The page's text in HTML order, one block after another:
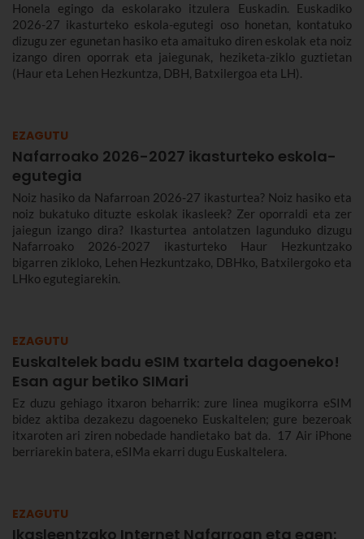
Honela egingo da eskolarako itzulera Euskadin. Euskadiko
2026-27 ikasturteko eskola-egutegi oso honetan, kontatuko
dizugu zer egunetan hasiko eta amaituko diren eskolak eta noiz
izango diren oporrak eta jaiegunak, heziketa-ziklo guztietan
(Haur eta Lehen Hezkuntza, DBH, Batxilergoa eta LH).
EZAGUTU
Nafarroako 2026-2027 ikasturteko eskola-
egutegia
Noiz hasiko da Nafarroan 2026-27 ikasturtea? Noiz hasiko eta
noiz bukatuko dituzte eskolak ikasleek? Zer oporraldi eta zer
jaiegun izango dira? Ikasturtea antolatzen lagunduko dizugu
Nafarroako 2026-2027 ikasturteko Haur Hezkuntzako
bigarren zikloko, Lehen Hezkuntzako, DBHko, Batxilergoko eta
LHko egutegiarekin.
EZAGUTU
Euskaltelek badu eSIM txartela dagoeneko!
Esan agur betiko SIMari
Ez duzu gehiago itxaron beharrik: zure linea mugikorra eSIM
bidez aktiba dezakezu dagoeneko Euskaltelen; gure bezeroak
itxaroten ari ziren nobedade handietako bat da. 17 Air iPhone
berriarekin batera, eSIMa ekarri dugu Euskaltelera.
EZAGUTU
Ikasleentzako Internet Nafarroan eta eaen: